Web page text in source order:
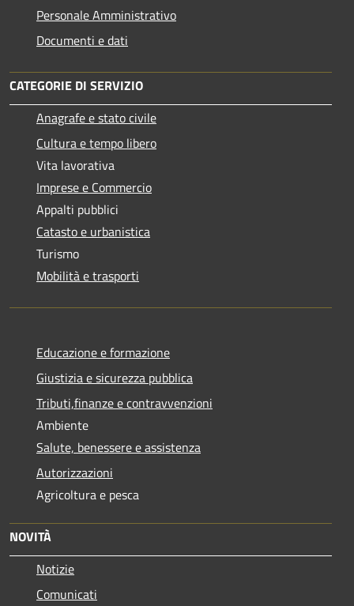
Personale Amministrativo
Documenti e dati
CATEGORIE DI SERVIZIO
Anagrafe e stato civile
Cultura e tempo libero
Vita lavorativa
Imprese e Commercio
Appalti pubblici
Catasto e urbanistica
Turismo
Mobilità e trasporti
Educazione e formazione
Giustizia e sicurezza pubblica
Tributi,finanze e contravvenzioni
Ambiente
Salute, benessere e assistenza
Autorizzazioni
Agricoltura e pesca
NOVITÀ
Notizie
Comunicati